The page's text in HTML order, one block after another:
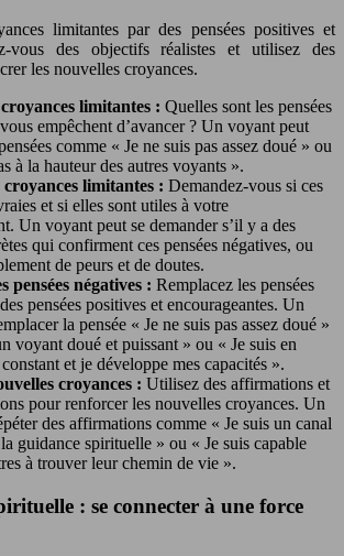
limitantes par des pensées positives et
vous des objectifs réalistes et utilisez des
les nouvelles croyances.
limitantes : Quelles sont les pensées
empêchent d’avancer ? Un voyant peut
comme « Je ne suis pas assez doué » ou
à la hauteur des autres voyants ».
croyances limitantes : Demandez-vous si ces
et si elles sont utiles à votre
Un voyant peut se demander s’il y a des
qui confirment ces pensées négatives, ou
de peurs et de doutes.
pensées négatives : Remplacez les pensées
pensées positives et encourageantes. Un
la pensée « Je ne suis pas assez doué »
voyant doué et puissant » ou « Je suis en
et je développe mes capacités ».
croyances : Utilisez des affirmations et
pour renforcer les nouvelles croyances. Un
des affirmations comme « Je suis un canal
guidance spirituelle » ou « Je suis capable
à trouver leur chemin de vie ».
: se connecter à une force